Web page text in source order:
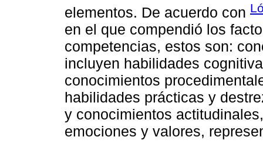
elementos. De acuerdo con
en el que compendió los
competencias, estos son:
incluyen habilidades
conocimientos
habilidades prácticas y
y conocimientos
emociones y valores,